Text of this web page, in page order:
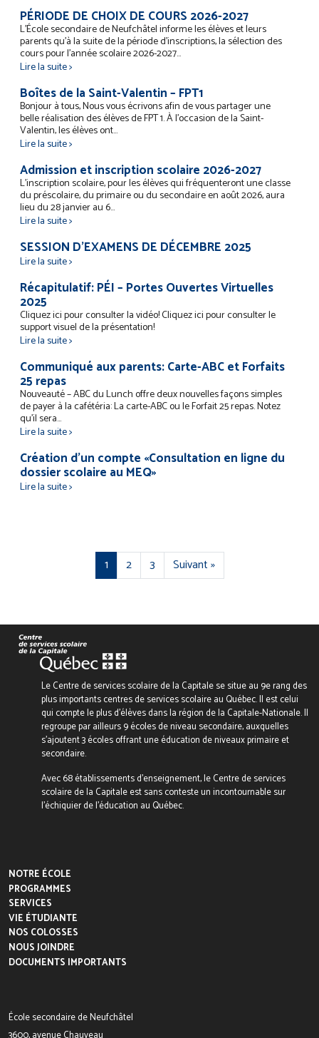
PÉRIODE DE CHOIX DE COURS 2026-2027
L’École secondaire de Neufchâtel informe les élèves et leurs
parents qu’à la suite de la période d’inscriptions, la sélection des
cours pour l’année scolaire 2026-2027...
Lire la suite >
Boîtes de la Saint-Valentin – FPT1
Bonjour à tous, Nous vous écrivons afin de vous partager une
belle réalisation des élèves de FPT 1. À l’occasion de la Saint-
Valentin, les élèves ont...
Lire la suite >
Admission et inscription scolaire 2026-2027
L’inscription scolaire, pour les élèves qui fréquenteront une classe
du préscolaire, du primaire ou du secondaire en août 2026, aura
lieu du 28 janvier au 6...
Lire la suite >
SESSION D’EXAMENS DE DÉCEMBRE 2025
Lire la suite >
Récapitulatif: PÉI – Portes Ouvertes Virtuelles
2025
Cliquez ici pour consulter la vidéo! Cliquez ici pour consulter le
support visuel de la présentation!
Lire la suite >
Communiqué aux parents: Carte-ABC et Forfaits
25 repas
Nouveauté – ABC du Lunch offre deux nouvelles façons simples
de payer à la cafétéria: La carte-ABC ou le Forfait 25 repas. Notez
qu’il sera...
Lire la suite >
Création d’un compte «Consultation en ligne du
dossier scolaire au MEQ»
Lire la suite >
1 2 3 Suivant »
Le Centre de services scolaire de la Capitale se situe au 9e rang des
plus importants centres de services scolaire au Québec. Il est celui
qui compte le plus d’élèves dans la région de la Capitale-Nationale. Il
regroupe par ailleurs 9 écoles de niveau secondaire, auxquelles
s’ajoutent 3 écoles offrant une éducation de niveaux primaire et
secondaire.
Avec 68 établissements d’enseignement, le Centre de services
scolaire de la Capitale est sans conteste un incontournable sur
l’échiquier de l’éducation au Québec.
NOTRE ÉCOLE
PROGRAMMES
SERVICES
VIE ÉTUDIANTE
NOS COLOSSES
NOUS JOINDRE
DOCUMENTS IMPORTANTS
École secondaire de Neufchâtel